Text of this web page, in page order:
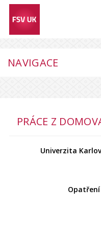
NAVIGACE
PRÁCE Z
Univerzita
Opatření